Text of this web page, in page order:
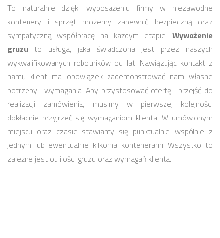
To naturalnie dzięki wyposażeniu firmy w niezawodne
kontenery i sprzęt możemy zapewnić bezpieczną oraz
sympatyczną współpracę na każdym etapie. Wywożenie
gruzu to usługa, jaka świadczona jest przez naszych
wykwalifikowanych robotników od lat. Nawiązując kontakt z
nami, klient ma obowiązek zademonstrować nam własne
potrzeby i wymagania. Aby przystosować ofertę i przejść do
realizacji zamówienia, musimy w pierwszej kolejności
dokładnie przyjrzeć się wymaganiom klienta. W umówionym
miejscu oraz czasie stawiamy się punktualnie wspólnie z
jednym lub ewentualnie kilkoma kontenerami. Wszystko to
zależne jest od ilości gruzu oraz wymagań klienta.